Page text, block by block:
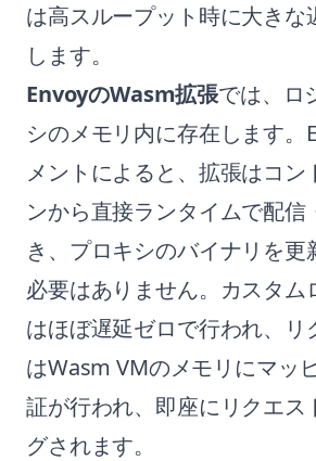
は高スループット時に大きな
します。
EnvoyのWasm拡張では、ロ
シのメモリ内に存在します。
メントによると、拡張はコン
ンから直接ランタイムで配信
き、プロキシのバイナリを更
必要はありません。カスタム
はほぼ遅延ゼロで行われ、リ
はWasm VMのメモリにマッ
証が行われ、即座にリクエス
グされます。